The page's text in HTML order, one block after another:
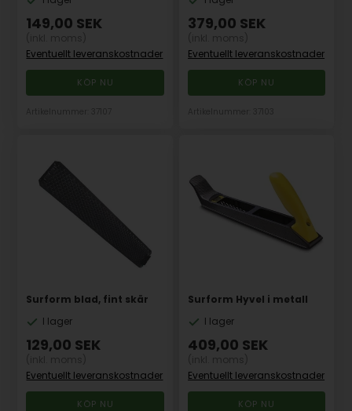
149,00 SEK
Eventuellt leveranskostnader
379,00 SEK
Eventuellt leveranskostnader
Surform blad, fint skär
I lager
129,00 SEK
Eventuellt leveranskostnader
Surform Hyvel i metall
I lager
409,00 SEK
Eventuellt leveranskostnader